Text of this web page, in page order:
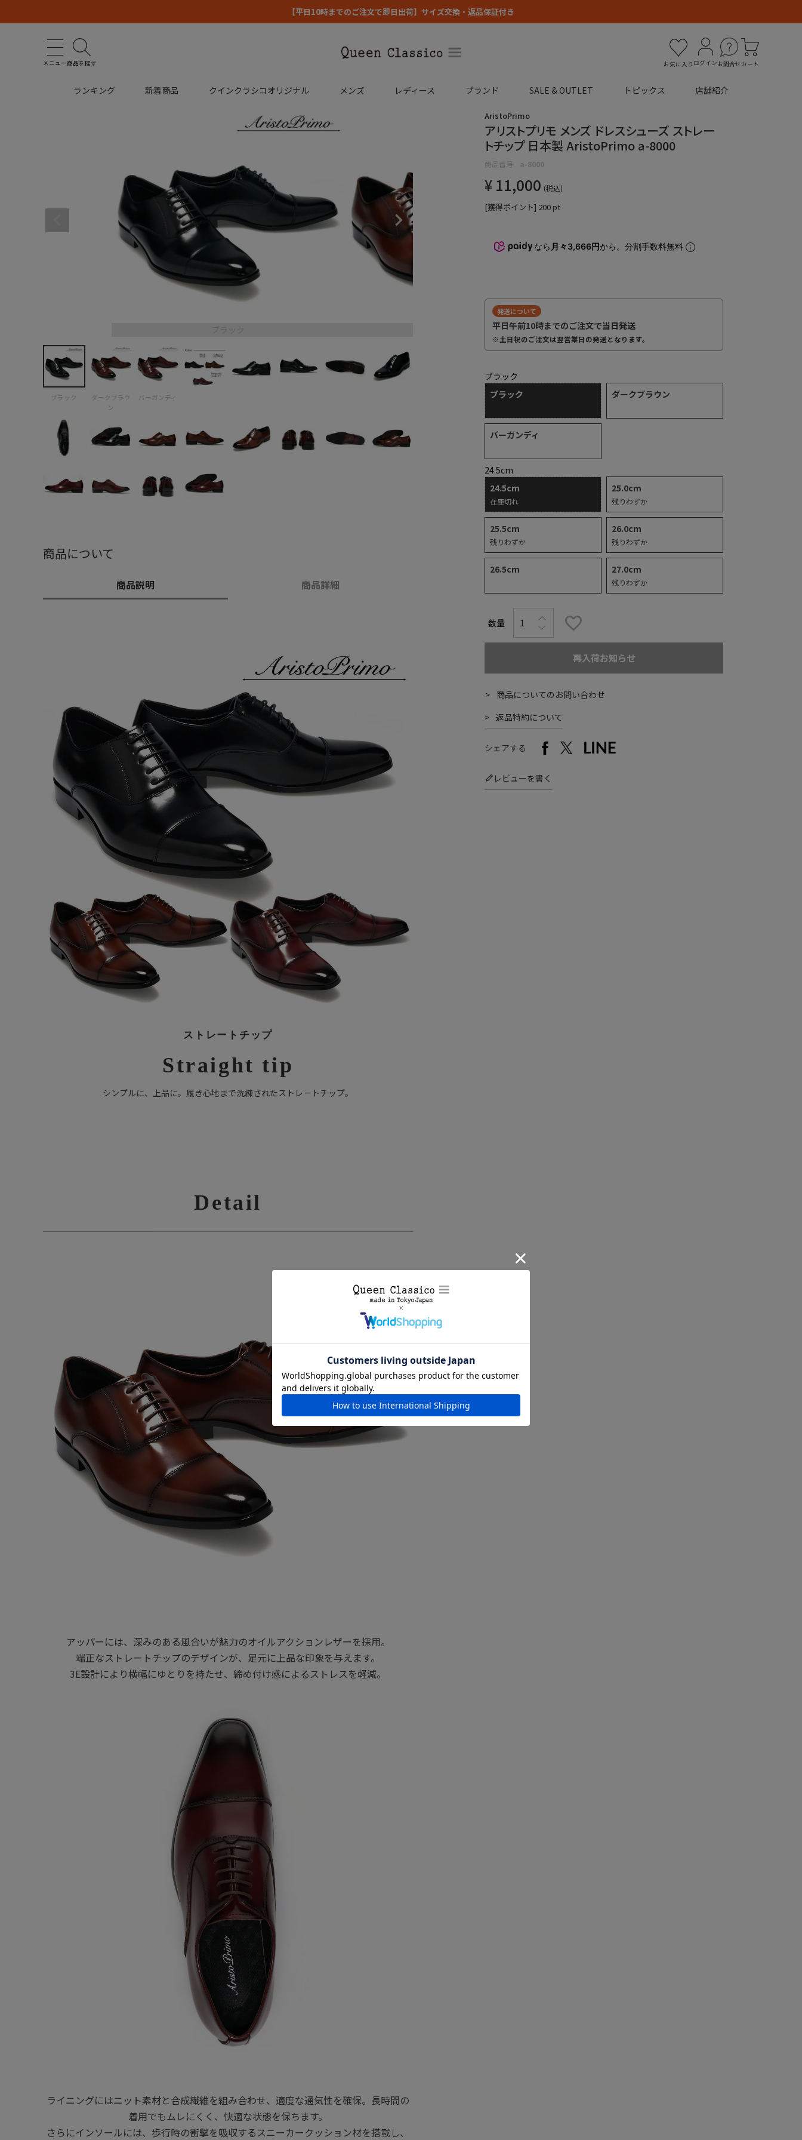
【平日10時までのご注文で即日出荷】サイズ交換・返品保証付き
メニュー商品を探す お気に入り ログインお問合せカート
ランキング 新着商品 クインクラシコオリジナル メンズ レディース ブランド SALE & OUTLET トピックス 店舗紹介
ブラック
ダークブラウ
ン
バーガンディ
AristoPrimo
アリストプリモ メンズ ドレスシューズ ストレー
トチップ 日本製 AristoPrimo a-8000
商品番号 a-8000
¥ 11,000 税込
[獲得ポイント] 200 pt
なら 月々3,666円から。分割手数料無料
発送について
平日午前10時までのご注文で当日発送
※土日祝のご注文は翌営業日の発送となります。
24.5cm
24.5cm
在庫切れ
25.0cm
残りわずか
25.5cm
残りわずか
26.0cm
残りわずか
26.5cm 27.0cm
残りわずか
ブラック
ブラック
ダークブラウン
バーガンディ
再入荷お知らせ
商品についてのお問い合わせ
返品特約について
シェアする
レビューを書く
商品について
商品説明 商品詳細
ストレートチップ
Straight tip
シンプルに、上品に。履き心地まで洗練されたストレートチップ。
Detail
アッパーには、深みのある風合いが魅力のオイルアクションレザーを採用。
端正なストレートチップのデザインが、足元に上品な印象を与えます。
3E設計により横幅にゆとりを持たせ、締め付け感によるストレスを軽減。
ライニングにはニット素材と合成繊維を組み合わせ、適度な通気性を確保。長時間の
着用でもムレにくく、快適な状態を保ちます。
さらにインソールには、歩行時の衝撃を吸収するスニーカークッション材を搭載し、